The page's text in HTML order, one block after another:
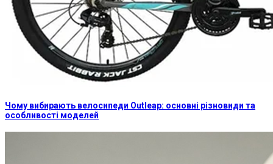
Чому вибирають велосипеди Outleap: основні різновиди та
особливості моделей